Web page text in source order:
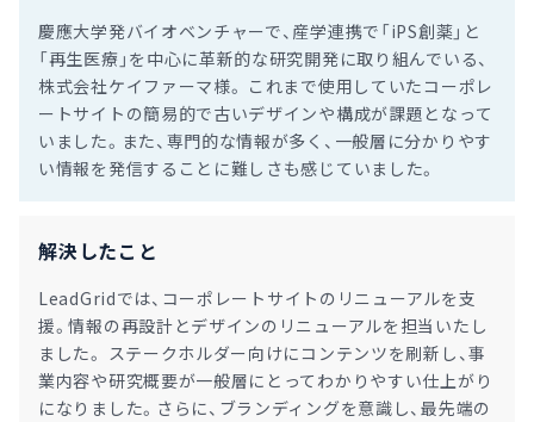
慶應大学発バイオベンチャーで、産学連携で「iPS創薬」と
「再生医療」を中心に革新的な研究開発に取り組んでいる、
株式会社ケイファーマ様。 これまで使用していたコーポレ
ートサイトの簡易的で古いデザインや構成が課題となって
いました。また、専門的な情報が多く、一般層に分かりやす
い情報を発信することに難しさも感じていました。
解決したこと
LeadGridでは、コーポレートサイトのリニューアルを支
援。情報の再設計とデザインのリニューアルを担当いたし
ました。 ステークホルダー向けにコンテンツを刷新し、事
業内容や研究概要が一般層にとってわかりやすい仕上がり
になりました。さらに、ブランディングを意識し、最先端の